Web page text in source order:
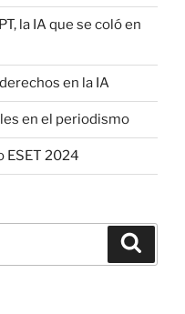
la IA que se coló en
en la IA
en el periodismo
ESET 2024